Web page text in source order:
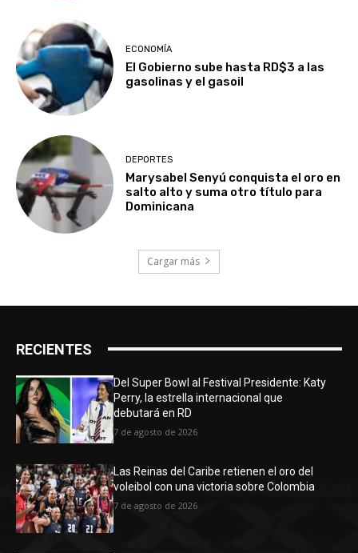
ECONOMÍA
El Gobierno sube hasta RD$3 a las
gasolinas y el gasoil
DEPORTES
Marysabel Senyú conquista el oro en
salto alto y suma otro título para
Dominicana
Cargar más
RECIENTES
Del Super Bowl al Festival Presidente: Katy
Perry, la estrella internacional que
debutará en RD
7 de agosto de 2026
Las Reinas del Caribe retienen el oro del
voleibol con una victoria sobre Colombia
7 de agosto de 2026